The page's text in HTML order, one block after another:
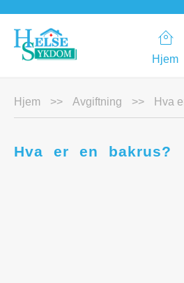
Hjem
Hjem >> Avgiftning >> Hva
Hva er en bakrus?